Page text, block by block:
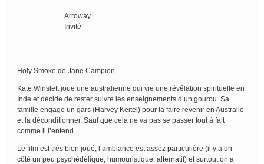
Arroway
Invité
Holy Smoke de Jane Campion
Kate Winslett joue une australienne qui vie une révélation spirituelle en
Inde et décide de rester suivre les enseignements d’un gourou. Sa
famille engage un gars (Harvey Keitel) pour la faire revenir en Australie
et la déconditionner. Sauf que cela ne va pas se passer tout à fait
comme il l’entend…
Le film est très bien joué, l’ambiance est assez particulière (il y a un
côté un peu psychédélique, humouristique, alternatif) et surtout on a